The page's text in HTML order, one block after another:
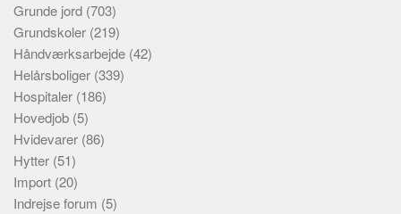
Grunde jord (703)
Grundskoler (219)
Håndværksarbejde (42)
Helårsboliger (339)
Hospitaler (186)
Hovedjob (5)
Hvidevarer (86)
Hytter (51)
Import (20)
Indrejse forum (5)